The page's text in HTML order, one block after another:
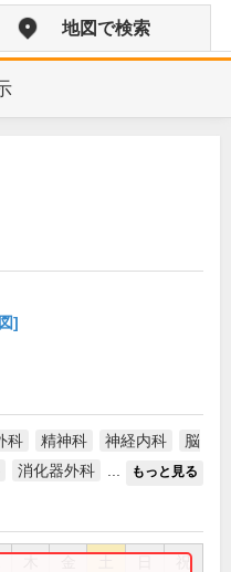
地図で検索
]
科 精神科 神経内科
脳
消化器外科 もっと見る
祝